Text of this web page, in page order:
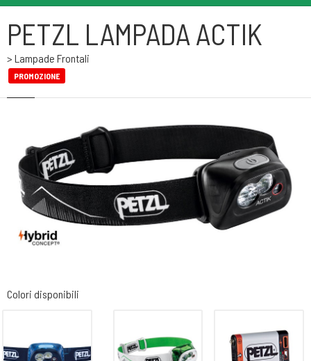
PETZL LAMPADA ACTIK
> Lampade Frontali
PROMOZIONE
Colori disponibili